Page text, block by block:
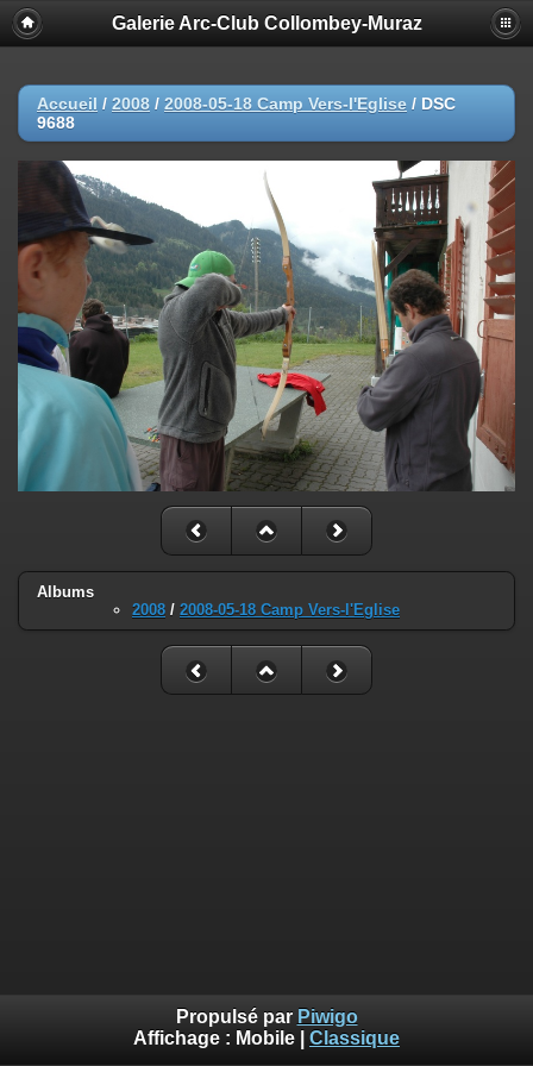
Galerie Arc-Club Collombey-Muraz
Accueil / 2008 / 2008-05-18 Camp Vers-l'Eglise / DSC
9688
Albums
2008 / 2008-05-18 Camp Vers-l'Eglise
Propulsé par Piwigo
Affichage : Mobile Classique